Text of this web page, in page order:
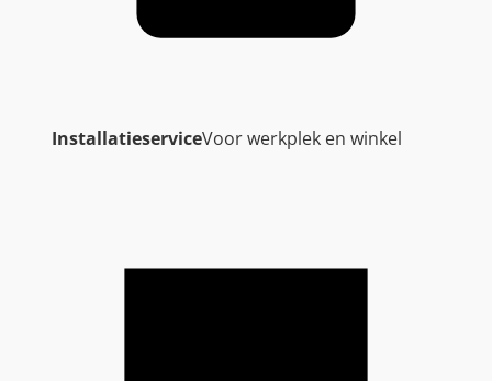
InstallatieserviceVoor werkplek en winkel